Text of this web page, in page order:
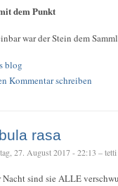
dem Punkt
war der Stein dem
blog
Kommentar schreiben
rasa
27. August 2017 - 22:13 – tetti
Nacht sind sie ALLE